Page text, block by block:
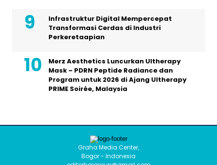
Infrastruktur Digital Mempercepat
Transformasi Cerdas di Industri
Perkeretaapian
Merz Aesthetics Luncurkan Ultherapy
Mask – PDRN Peptide Radiance dan
Program untuk 2026 di Ajang Ultherapy
PRIME Soirée, Malaysia
Graha Media Center,
Bogor - Indonesia